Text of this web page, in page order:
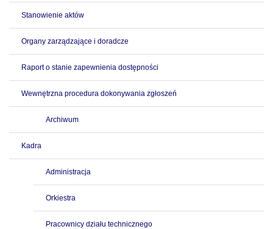
Stanowienie aktów
Organy zarządzające i doradcze
Raport o stanie zapewnienia dostępności
Wewnętrzna procedura dokonywania zgłoszeń
Archiwum
Kadra
Administracja
Orkiestra
Pracownicy działu technicznego